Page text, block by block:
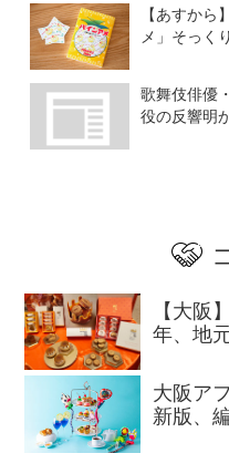
【あすか
メ」そっく
歌舞伎俳優
役の反響明
【大阪
年、地
大阪ア
新版、